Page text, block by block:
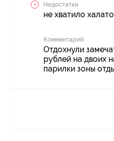
Недостатки
не хватило
Комментарий
Отдохнули
рублей на двоих
парилки зоны